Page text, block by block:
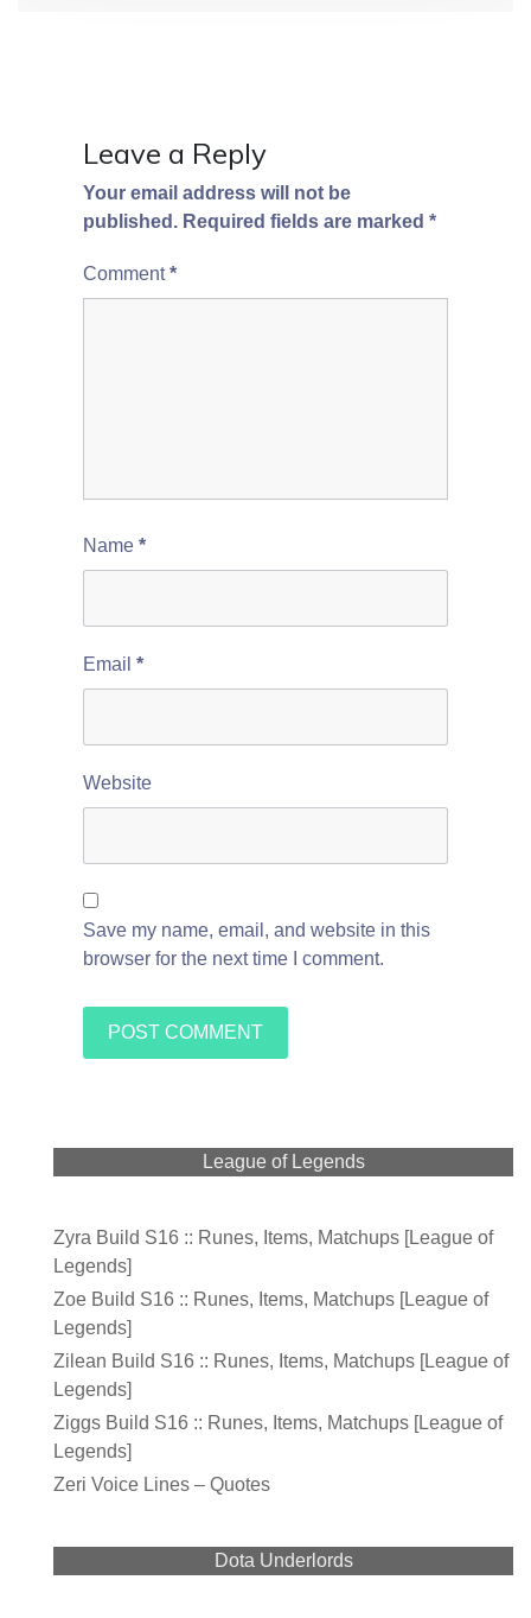
Leave a Reply
Your email address will not be
published. Required fields are marked *
Comment*
Name *
Email *
Website
Save my name, email, and website in this
browser for the next time I comment.
League of Legends
Zyra Build S16 :: Runes, Items, Matchups [League of
Legends]
Zoe Build S16 :: Runes, Items, Matchups [League of
Legends]
Zilean Build S16 :: Runes, Items, Matchups [League of
Legends]
Ziggs Build S16 :: Runes, Items, Matchups [League of
Legends]
Zeri Voice Lines – Quotes
Dota Underlords